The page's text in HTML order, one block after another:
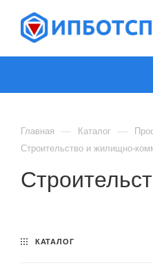
Главная — Каталог —
Строительство и жилищно-
КАТАЛОГ